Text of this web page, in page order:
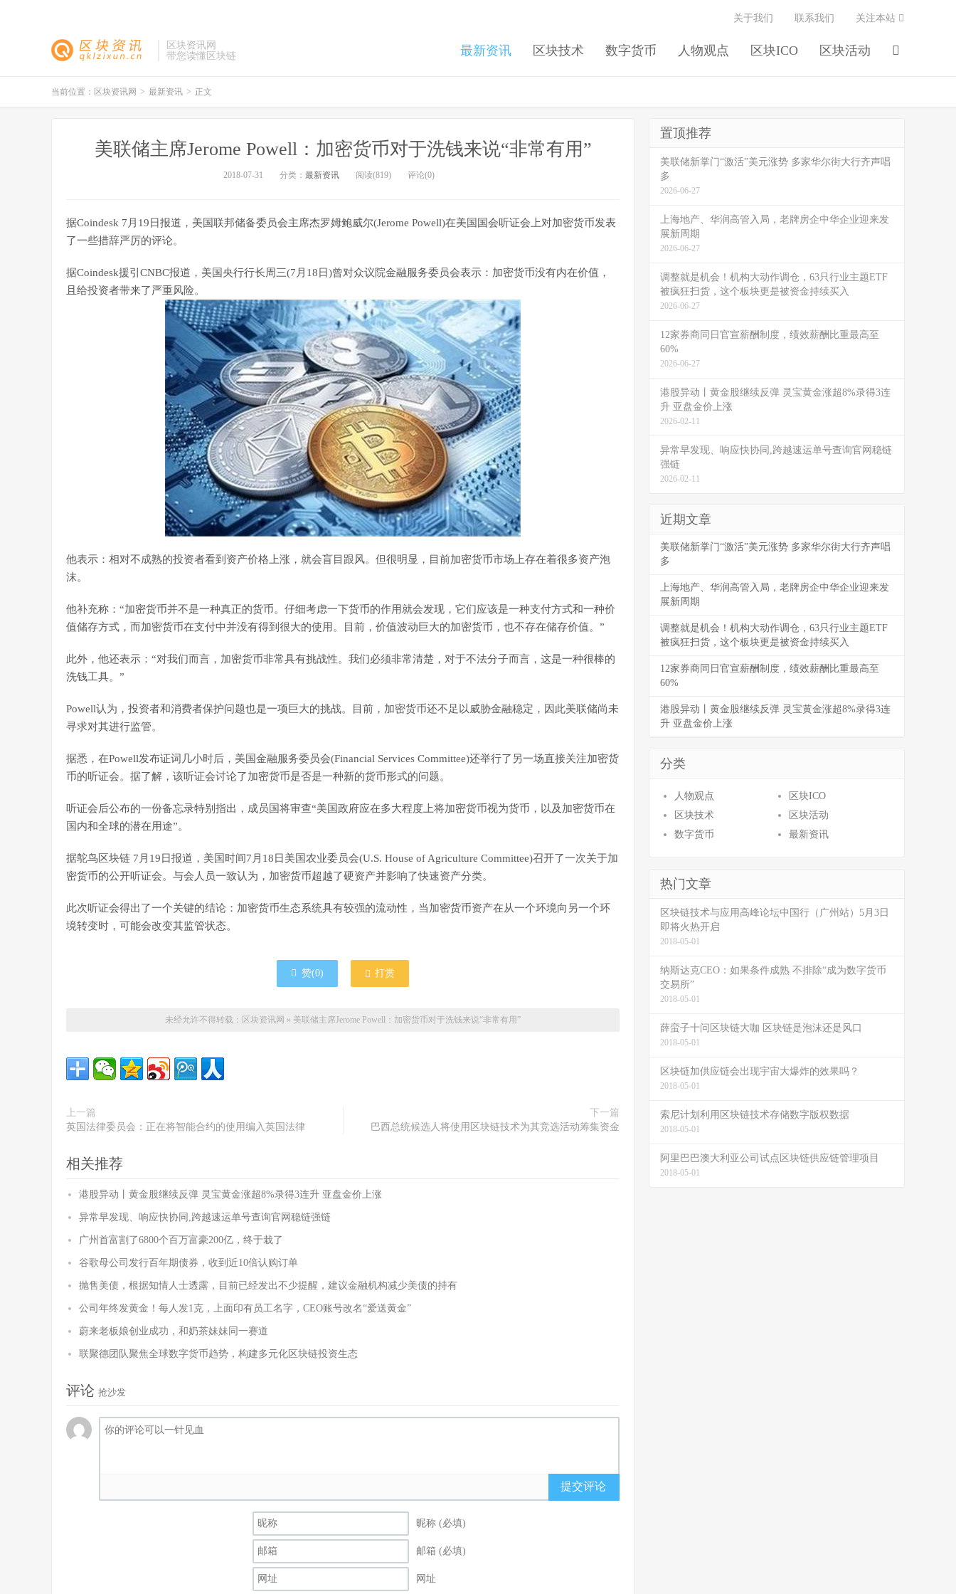
区块资讯网
带您读懂区块链
最新资讯 区块技术 数字货币 人物观点 区块ICO 区块活动
关于我们 联系我们 关注本站
当前位置： 区块资讯网 > 最新资讯 > 正文
美联储主席Jerome Powell：加密货币对于洗钱来说“非常有用”
2018-07-31 分类： 最新资讯 阅读(819) 评论(0)
据Coindesk 7月19日报道，美国联邦储备委员会主席杰罗姆鲍威尔(Jerome Powell)在美国国会听证会上对加密货币发表
了一些措辞严厉的评论。
据Coindesk援引CNBC报道，美国央行行长周三(7月18日)曾对众议院金融服务委员会表示：加密货币没有内在价值，
且给投资者带来了严重风险。
他表示：相对不成熟的投资者看到资产价格上涨，就会盲目跟风。但很明显，目前加密货币市场上存在着很多资产泡
沫。
他补充称：“加密货币并不是一种真正的货币。仔细考虑一下货币的作用就会发现，它们应该是一种支付方式和一种价
值储存方式，而加密货币在支付中并没有得到很大的使用。目前，价值波动巨大的加密货币，也不存在储存价值。”
此外，他还表示：“对我们而言，加密货币非常具有挑战性。我们必须非常清楚，对于不法分子而言，这是一种很棒的
洗钱工具。”
Powell认为，投资者和消费者保护问题也是一项巨大的挑战。目前，加密货币还不足以威胁金融稳定，因此美联储尚未
寻求对其进行监管。
据悉，在Powell发布证词几小时后，美国金融服务委员会(Financial Services Committee)还举行了另一场直接关注加密货
币的听证会。据了解，该听证会讨论了加密货币是否是一种新的货币形式的问题。
听证会后公布的一份备忘录特别指出，成员国将审查“美国政府应在多大程度上将加密货币视为货币，以及加密货币在
国内和全球的潜在用途”。
据鸵鸟区块链 7月19日报道，美国时间7月18日美国农业委员会(U.S. House of Agriculture Committee)召开了一次关于加
密货币的公开听证会。与会人员一致认为，加密货币超越了硬资产并影响了快速资产分类。
此次听证会得出了一个关键的结论：加密货币生态系统具有较强的流动性，当加密货币资产在从一个环境向另一个环
境转变时，可能会改变其监管状态。
赞(0) 打赏
未经允许不得转载： 区块资讯网 » 美联储主席Jerome Powell：加密货币对于洗钱来说“非常有用”
上一篇
英国法律委员会：正在将智能合约的使用编入英国法律
下一篇
巴西总统候选人将使用区块链技术为其竞选活动筹集资金
相关推荐
港股异动丨黄金股继续反弹 灵宝黄金涨超8%录得3连升 亚盘金价上涨
异常早发现、响应快协同,跨越速运单号查询官网稳链强链
广州首富割了6800个百万富豪200亿，终于栽了
谷歌母公司发行百年期债券，收到近10倍认购订单
抛售美债，根据知情人士透露，目前已经发出不少提醒，建议金融机构减少美债的持有
公司年终发黄金！每人发1克，上面印有员工名字，CEO账号改名“爱送黄金”
蔚来老板娘创业成功，和奶茶妹妹同一赛道
联聚德团队聚焦全球数字货币趋势，构建多元化区块链投资生态
评论 抢沙发
提交评论
昵称 (必填)
邮箱 (必填)
网址
置顶推荐
美联储新掌门“激活”美元涨势 多家华尔街大行齐声唱
多
2026-06-27
上海地产、华润高管入局，老牌房企中华企业迎来发
展新周期
2026-06-27
调整就是机会！机构大动作调仓，63只行业主题ETF
被疯狂扫货，这个板块更是被资金持续买入
2026-06-27
12家券商同日官宣薪酬制度，绩效薪酬比重最高至
60%
2026-06-27
港股异动丨黄金股继续反弹 灵宝黄金涨超8%录得3连
升 亚盘金价上涨
2026-02-11
异常早发现、响应快协同,跨越速运单号查询官网稳链
强链
2026-02-11
近期文章
美联储新掌门“激活”美元涨势 多家华尔街大行齐声唱
多
上海地产、华润高管入局，老牌房企中华企业迎来发
展新周期
调整就是机会！机构大动作调仓，63只行业主题ETF
被疯狂扫货，这个板块更是被资金持续买入
12家券商同日官宣薪酬制度，绩效薪酬比重最高至
60%
港股异动丨黄金股继续反弹 灵宝黄金涨超8%录得3连
升 亚盘金价上涨
分类
人物观点
区块ICO
区块技术
区块活动
数字货币
最新资讯
热门文章
区块链技术与应用高峰论坛中国行（广州站）5月3日
即将火热开启
2018-05-01
纳斯达克CEO：如果条件成熟 不排除“成为数字货币
交易所”
2018-05-01
薛蛮子十问区块链大咖 区块链是泡沫还是风口
2018-05-01
区块链加供应链会出现宇宙大爆炸的效果吗？
2018-05-01
索尼计划利用区块链技术存储数字版权数据
2018-05-01
阿里巴巴澳大利亚公司试点区块链供应链管理项目
2018-05-01